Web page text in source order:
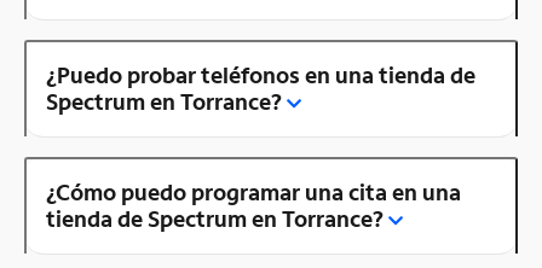
¿Puedo probar teléfonos en una tienda de
Spectrum en Torrance?
¿Cómo puedo programar una cita en una
tienda de Spectrum en Torrance?